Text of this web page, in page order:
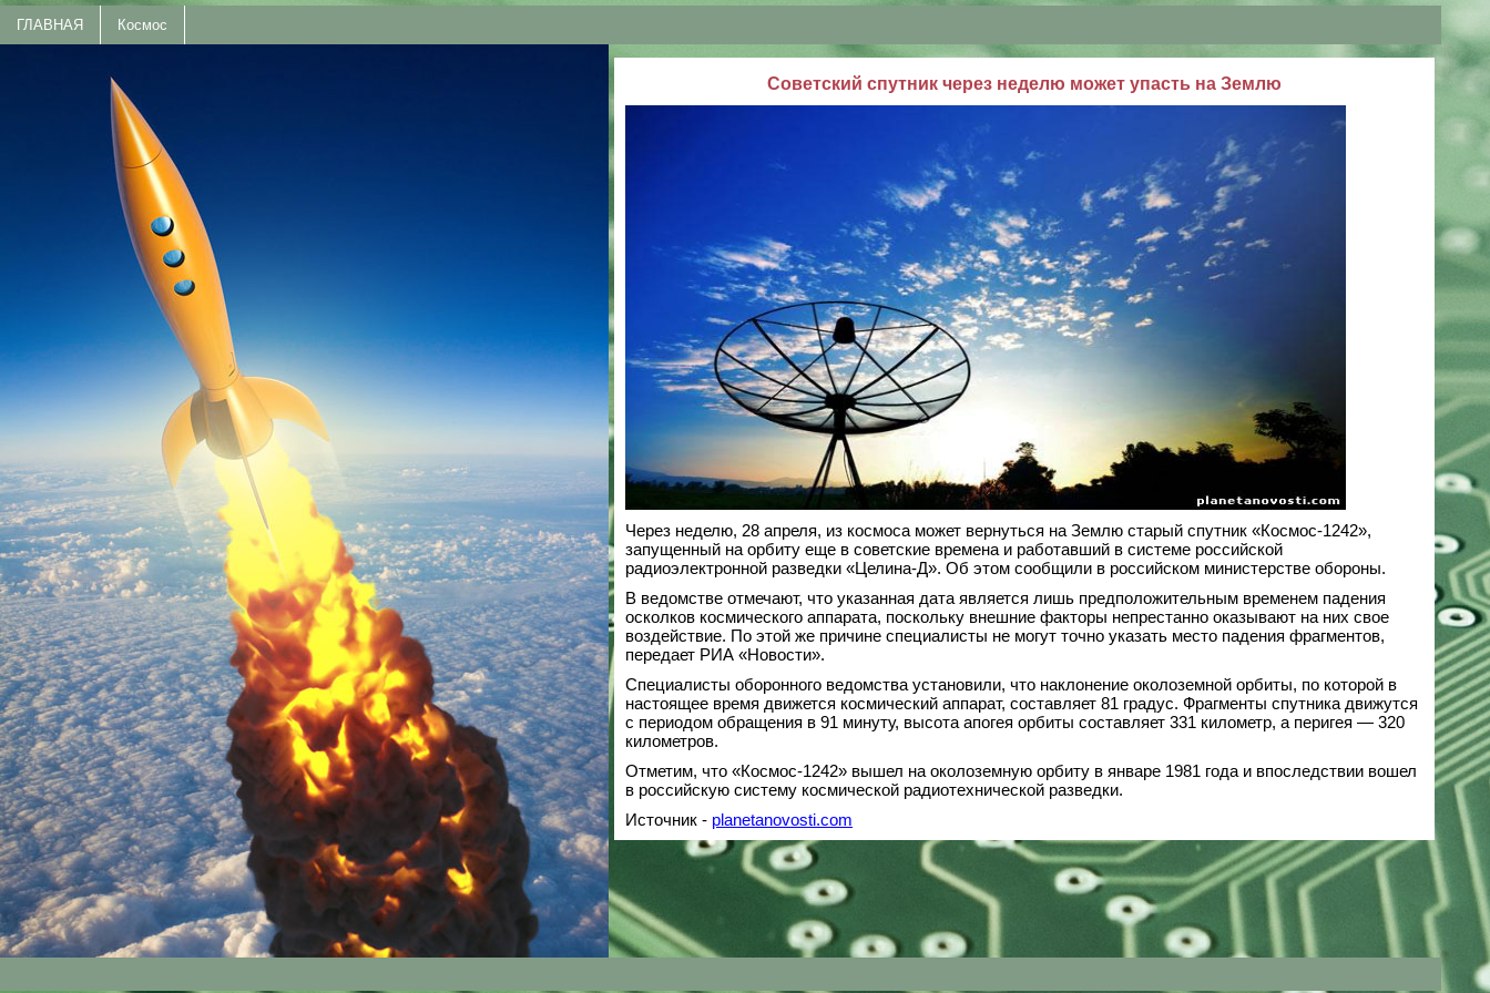
ГЛАВНАЯ Космос
Советский спутник через неделю может упасть на Землю
Через неделю, 28 апреля, из космоса может вернуться на Землю старый спутник «Космос-1242»,
запущенный на орбиту еще в советские времена и работавший в системе российской
радиоэлектронной разведки «Целина-Д». Об этом сообщили в российском министерстве обороны.
В ведомстве отмечают, что указанная дата является лишь предположительным временем падения
осколков космического аппарата, поскольку внешние факторы непрестанно оказывают на них свое
воздействие. По этой же причине специалисты не могут точно указать место падения фрагментов,
передает РИА «Новости».
Специалисты оборонного ведомства установили, что наклонение околоземной орбиты, по которой в
настоящее время движется космический аппарат, составляет 81 градус. Фрагменты спутника движутся
с периодом обращения в 91 минуту, высота апогея орбиты составляет 331 километр, а перигея — 320
километров.
Отметим, что «Космос-1242» вышел на околоземную орбиту в январе 1981 года и впоследствии вошел
в российскую систему космической радиотехнической разведки.
Источник - planetanovosti.com